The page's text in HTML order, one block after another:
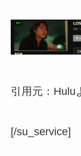
引用元：Hulu
[/su_service]